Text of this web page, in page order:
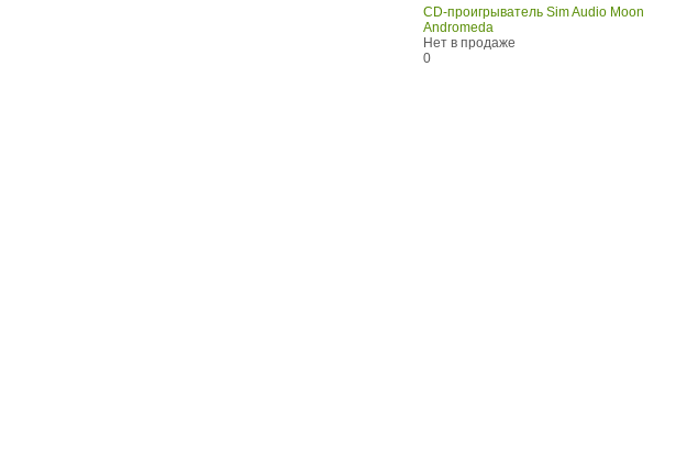
CD-проигрыватель Sim Audio Moon
Andromeda
Нет в продаже
0